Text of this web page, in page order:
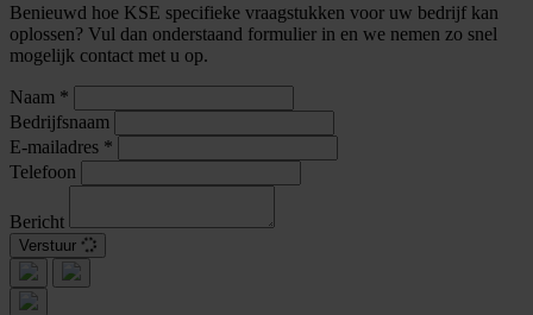
Benieuwd hoe KSE specifieke vraagstukken voor uw bedrijf kan
oplossen? Vul dan onderstaand formulier in en we nemen zo snel
mogelijk contact met u op.
Naam *
Bedrijfsnaam
E-mailadres *
Telefoon
Bericht
Verstuur